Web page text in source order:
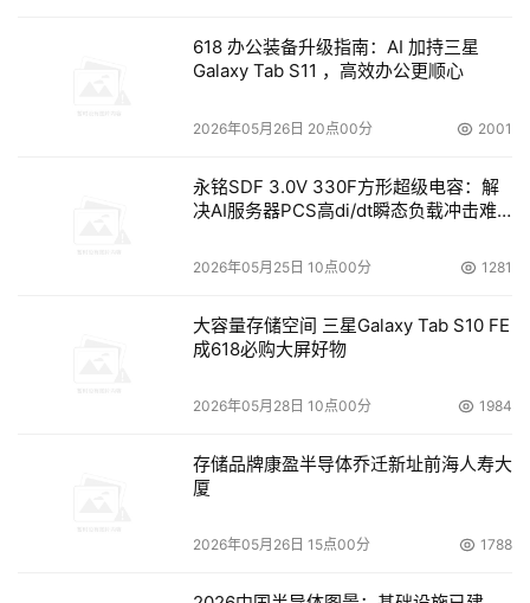
Linux，卑尔根市可以提供一个高稳定性、易于管理的教育
一个固定的支持人员，也不需要现场支持了。甚至操作上的
和电源，意味着系统具备固有的稳定性，增加一个刀片的简
为15000名用户服务，需要IBM TotalStorage NAS网关
300型号G27双节点群集文件服务器，来为多用户的稳定访
问提供服务。而新的解决方案可为32000名用户服务，并且
无需这一网关层。基于BladeCenter的Linux解决方案提供
了教育网络所必须的可扩展性、网络安全和连接，并为重压
之下的公共服务进一步节省了成本。
Ole-Bjorn Tuftedal总结到：“与Windows服务器相比，
618 办公装备升级指南：AI 加持三星
Galaxy Tab S11 ，高效办公更顺心
2026年05月26日 20点00分 2001
永铭SDF 3.0V 330F方形超级电容：解
决AI服务器PCS高di/dt瞬态负载冲击难
2026年05月25日 10点00分 1281
大容量存储空间 三星Galaxy Tab S10 FE
成618必购大屏好物
2026年05月28日 10点00分 1984
存储品牌康盈半导体乔迁新址前海人寿大
厦
2026年05月26日 15点00分 1788